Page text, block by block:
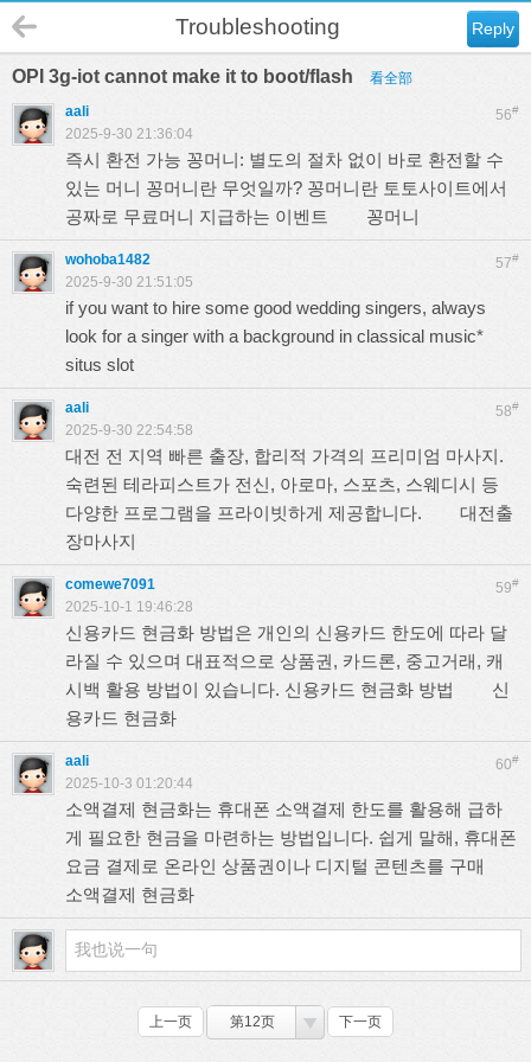
Reply
Troubleshooting
OPI 3g-iot cannot make it to boot/flash 看全部
56#
aali
2025-9-30 21:36:04
즉시 환전 가능 꽁머니: 별도의 절차 없이 바로 환전할 수
있는 머니 꽁머니란 무엇일까? 꽁머니란 토토사이트에서
공짜로 무료머니 지급하는 이벤트 꽁머니
57#
wohoba1482
2025-9-30 21:51:05
if you want to hire some good wedding singers, always
look for a singer with a background in classical music*
situs slot
58#
aali
2025-9-30 22:54:58
대전 전 지역 빠른 출장, 합리적 가격의 프리미엄 마사지.
숙련된 테라피스트가 전신, 아로마, 스포츠, 스웨디시 등
다양한 프로그램을 프라이빗하게 제공합니다. 대전출
장마사지
59#
comewe7091
2025-10-1 19:46:28
신용카드 현금화 방법은 개인의 신용카드 한도에 따라 달
라질 수 있으며 대표적으로 상품권, 카드론, 중고거래, 캐
시백 활용 방법이 있습니다. 신용카드 현금화 방법 신
용카드 현금화
60#
aali
2025-10-3 01:20:44
소액결제 현금화는 휴대폰 소액결제 한도를 활용해 급하
게 필요한 현금을 마련하는 방법입니다. 쉽게 말해, 휴대폰
요금 결제로 온라인 상품권이나 디지털 콘텐츠를 구매
소액결제 현금화
上一页 第12页 下一页